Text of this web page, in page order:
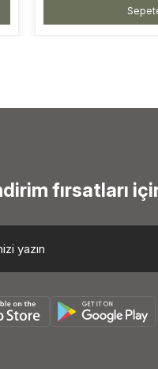
fırsatları